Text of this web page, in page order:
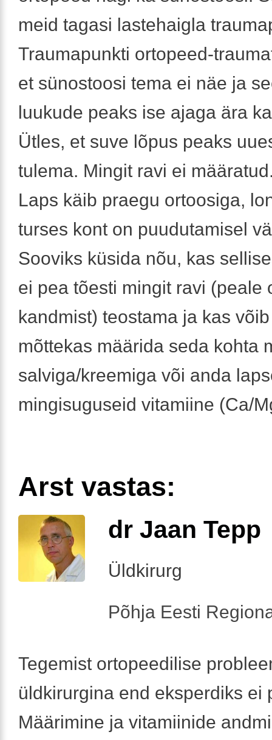
meid tagasi lastehaigla
Traumapunkti ortopeed-
et sünostoosi tema ei näe ja
luukude peaks ise ajaga ära
Ütles, et suve lõpus peaks
tulema. Mingit ravi ei
Laps käib praegu ortoosiga,
turses kont on puudutamisel
Sooviks küsida nõu, kas
ei pea tõesti mingit ravi (peale
kandmist) teostama ja kas
mõttekas määrida seda kohta
salviga/kreemiga või anda
mingisuguseid vitamiine (Ca/
Arst vastas:
dr Jaan Tepp
Üldkirurg
Põhja Eesti
Tegemist ortopeedilise
üldkirurgina end eksperdiks ei
Määrimine ja vitamiinide